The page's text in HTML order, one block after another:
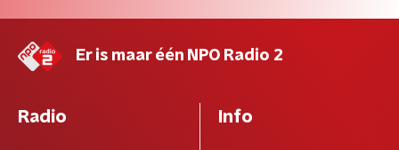
Er is maar één NPO Radio 2
Radio Info